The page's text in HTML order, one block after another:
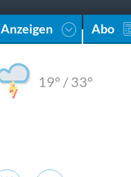
Anzeigen Abo
19° /33°